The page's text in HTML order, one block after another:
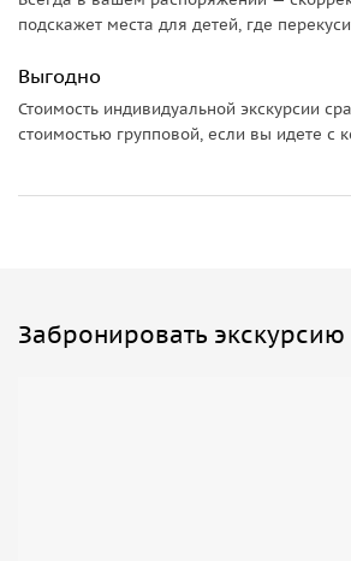
подскажет места для детей, где
Выгодно
Стоимость индивидуальной экскурсии
стоимостью групповой, если вы идете с
Забронировать экскурсию